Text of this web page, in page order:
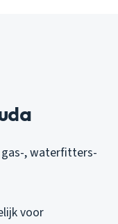
gas-, waterfitters-
voor